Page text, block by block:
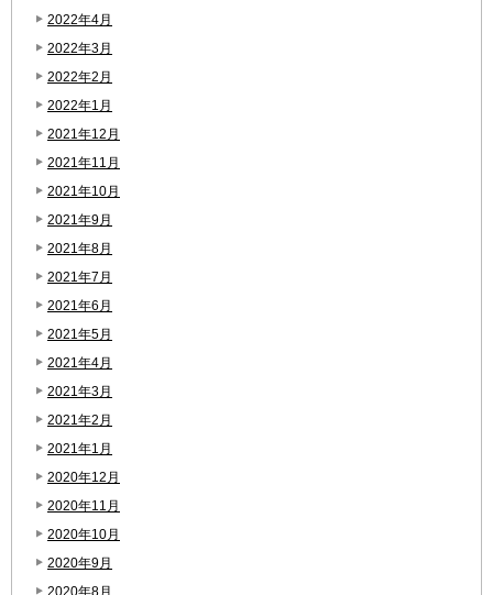
2022年4月
2022年3月
2022年2月
2022年1月
2021年12月
2021年11月
2021年10月
2021年9月
2021年8月
2021年7月
2021年6月
2021年5月
2021年4月
2021年3月
2021年2月
2021年1月
2020年12月
2020年11月
2020年10月
2020年9月
2020年8月